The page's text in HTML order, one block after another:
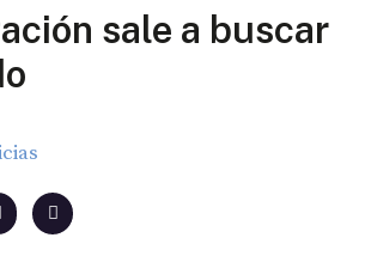
sale a buscar